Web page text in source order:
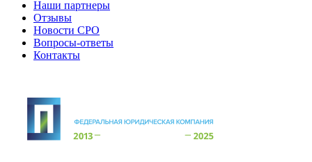
Наши партнеры
Отзывы
Новости СРО
Вопросы-ответы
Контакты